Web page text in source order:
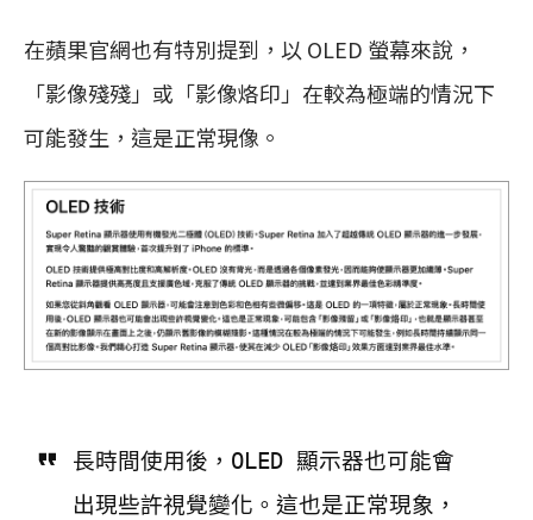
在蘋果官網也有特別提到，以 OLED 螢幕來說，
「影像殘殘」或「影像烙印」在較為極端的情況下
可能發生，這是正常現像。
長時間使用後，OLED 顯示器也可能會
出現些許視覺變化。這也是正常現象，